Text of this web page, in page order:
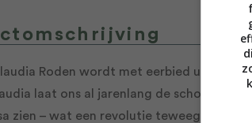
Roden wordt met eerbied
laat ons al jarenlang de schoonheid
zien – wat een revolutie teweegbracht